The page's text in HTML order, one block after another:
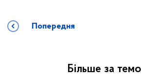
Попередня
Більше за